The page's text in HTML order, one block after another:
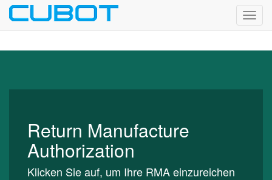
Return Manufacture
Authorization
Klicken Sie auf, um Ihre RMA einzureichen